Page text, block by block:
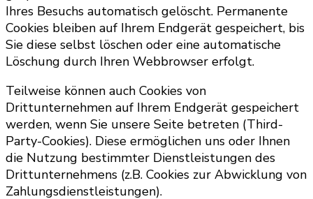
Ihres Besuchs automatisch gelöscht. Permanente
Cookies bleiben auf Ihrem Endgerät gespeichert, bis
Sie diese selbst löschen oder eine automatische
Löschung durch Ihren Webbrowser erfolgt.
Teilweise können auch Cookies von
Drittunternehmen auf Ihrem Endgerät gespeichert
werden, wenn Sie unsere Seite betreten (Third-
Party-Cookies). Diese ermöglichen uns oder Ihnen
die Nutzung bestimmter Dienstleistungen des
Drittunternehmens (z.B. Cookies zur Abwicklung von
Zahlungsdienstleistungen).